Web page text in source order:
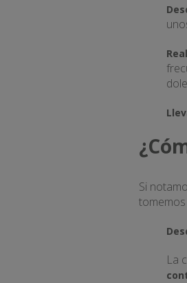
Si
tomemos
La